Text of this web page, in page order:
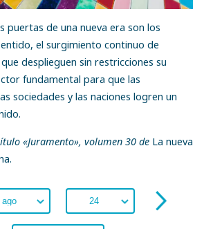
puertas de una nueva era son los
el surgimiento continuo de
desplieguen sin restricciones su
fundamental para que las
sociedades y las naciones logren un
«Juramento», volumen 30 deLa nueva